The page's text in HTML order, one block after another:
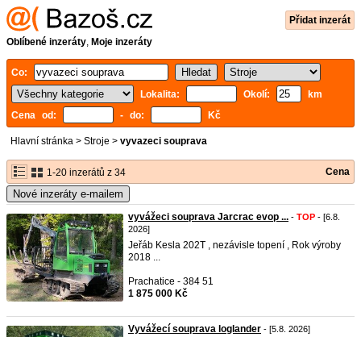
Přidat inzerát
Oblíbené inzeráty, Moje inzeráty
Co:
Lokalita:
Okolí:
km
Cena od:
- do: Kč
Hlavní stránka > Stroje > vyvazeci souprava
1-20 inzerátů z 34 Cena
Nové inzeráty e-mailem
vyvážeci souprava Jarcrac evop ... - TOP - [6.8.
2026]
Jeřáb Kesla 202T , nezávisle topení , Rok výroby
2018 ...
Prachatice - 384 51
1 875 000 Kč
Vyvážecí souprava loglander - [5.8. 2026]